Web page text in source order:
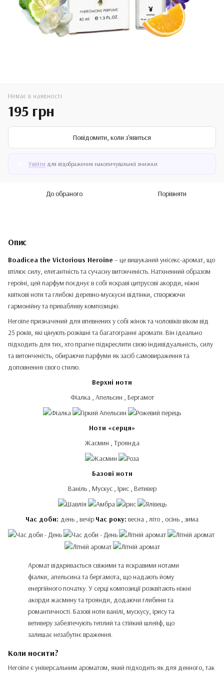
Немає в наявності
195 грн
Повідомити, коли з'явиться
Увійти для відображення накопичувальної знижки
До обраного Порівняти
Опис
Boadicea the Victorious Heroine – це вишуканий унісекс-аромат, що
втілює силу, елегантність та сучасну витонченість. Натхненний образом
героїні, цей парфум поєднує в собі яскраві цитрусові акорди, ніжні
квіткові ноти та глибокі деревно-мускусні відтінки, створюючи
гармонійну та привабливу композицію.
Heroine призначений для впевнених у собі жінок та чоловіків віком від
25 років, які цінують розкішні та багатогранні аромати. Він ідеально
підходить для тих, хто прагне підкреслити свою індивідуальність, силу
та витонченість, обираючи парфуми як засіб самовираження та
доповнення свого стилю.
Верхні ноти
Фіалка , Апельсин , Бергамот
Ноти «серця»
Жасмин , Троянда
Базові ноти
Ваніль , Мускус , Ірис , Ветивер
Час доби: день , вечір Час року: весна , літо , осінь , зима
Аромат відкривається свіжими та яскравими нотами
фіалки, апельсина та бергамота, що надають йому
енергійного початку. У серці композиції розквітають ніжні
акорди жасмину та троянди, додаючи глибини та
романтичності. Базові ноти ванілі, мускусу, ірису та
ветиверу забезпечують теплий та стійкий шлейф, що
залишає незабутнє враження.
Коли носити?
Heroine є універсальним ароматом, який підходить як для денного, так